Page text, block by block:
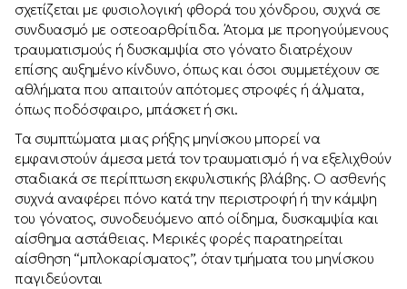
σχετίζεται με φυσιολογική φθορά του χόνδρου, συχνά σε
συνδυασμό με οστεοαρθρίτιδα. Άτομα με προηγούμενους
τραυματισμούς ή δυσκαμψία στο γόνατο διατρέχουν
επίσης αυξημένο κίνδυνο, όπως και όσοι συμμετέχουν σε
αθλήματα που απαιτούν απότομες στροφές ή άλματα,
όπως ποδόσφαιρο, μπάσκετ ή σκι.
Τα συμπτώματα μιας ρήξης μηνίσκου μπορεί να
εμφανιστούν άμεσα μετά τον τραυματισμό ή να εξελιχθούν
σταδιακά σε περίπτωση εκφυλιστικής βλάβης. Ο ασθενής
συχνά αναφέρει πόνο κατά την περιστροφή ή την κάμψη
του γόνατος, συνοδευόμενο από οίδημα, δυσκαμψία και
αίσθημα αστάθειας. Μερικές φορές παρατηρείται
αίσθηση “μπλοκαρίσματος”, όταν τμήματα του μηνίσκου
παγιδεύονται